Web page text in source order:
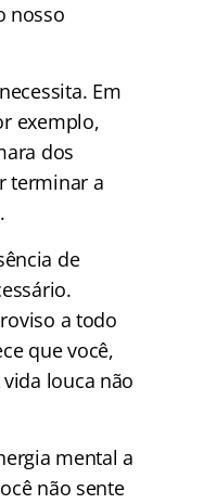
nosso
Em
exemplo,
dos
terminar a
de
a todo
que você,
louca não
mental a
não sente